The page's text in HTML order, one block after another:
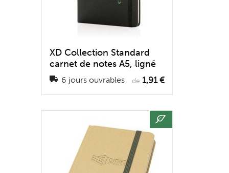
XD Collection Standard
carnet de notes A5, ligné
6 jours ouvrables de 1,91 €